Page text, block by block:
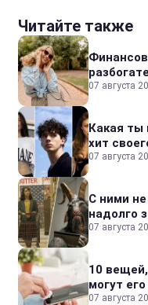
Читайте также
07 августа
Какая ты
хит
07 августа
С ними
надолго
07 августа
10
могут
07 августа